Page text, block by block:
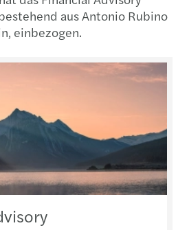
aus Antonio Rubino
einbezogen.